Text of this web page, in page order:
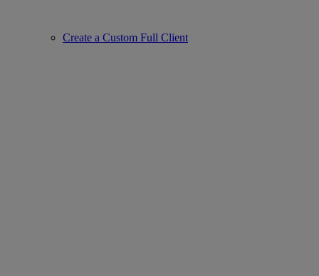
Create a Custom Full Client